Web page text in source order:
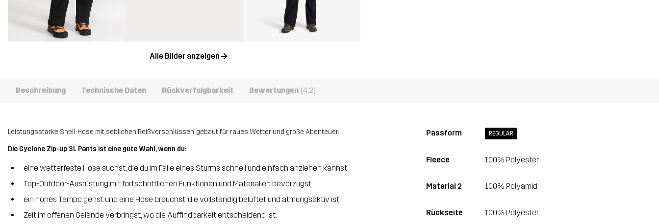
Alle Bilder anzeigen
Beschreibung Technische Daten Rückverfolgbarkeit Bewertungen (4.2)
Leistungsstarke Shell-Hose mit seitlichen Reißverschlüssen, gebaut für raues Wetter und große Abenteuer.
Die Cyclone Zip-up 3L Pants ist eine gute Wahl, wenn du:
eine wetterfeste Hose suchst, die du im Falle eines Sturms schnell und einfach anziehen kannst
Top-Outdoor-Ausrüstung mit fortschrittlichen Funktionen und Materialien bevorzugst
ein hohes Tempo gehst und eine Hose brauchst, die vollständig belüftet und atmungsaktiv ist
Zeit im offenen Gelände verbringst, wo die Auffindbarkeit entscheidend ist.
Passform REGULAR
Fleece 100% Polyester
Material 2 100% Polyamid
Rückseite 100% Polyester